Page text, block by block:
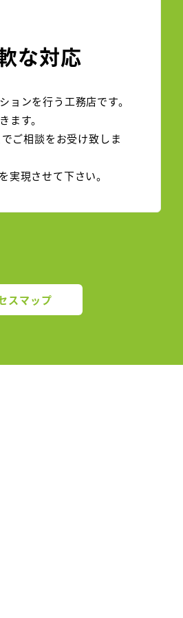
な対応
ンを行う工務店です。
ます。
ご相談をお受け致しま
現させて下さい。
スマップ